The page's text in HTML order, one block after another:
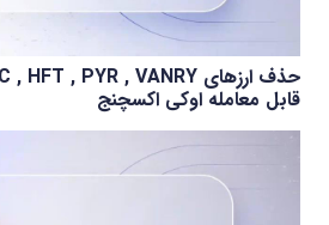
قابل معامله اوکی اکسچنج